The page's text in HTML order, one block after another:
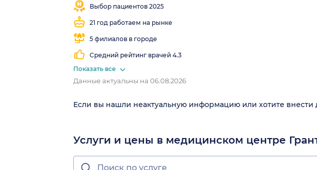
Выбор пациентов 2025
21 год работаем на рынке
5 филиалов в городе
Средний рейтинг врачей 4.3
специальностей
дом
травмпункт
метро
Показать все
Данные актуальны на 06.08.2026
Если вы нашли неактуальную информацию или хотите
Услуги и цены в медицинском центре